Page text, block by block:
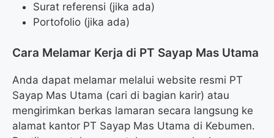
Surat referensi (jika ada)
Portofolio (jika ada)
Cara Melamar Kerja di PT Sayap Mas Utama
Anda dapat melamar melalui website resmi PT
Sayap Mas Utama (cari di bagian karir) atau
mengirimkan berkas lamaran secara langsung ke
alamat kantor PT Sayap Mas Utama di Kebumen.